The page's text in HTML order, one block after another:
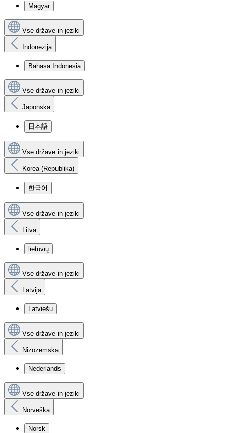
Magyar
Vse države in jeziki
Indonezija
Bahasa Indonesia
Vse države in jeziki
Japonska
日本語
Vse države in jeziki
Korea (Republika)
한국어
Vse države in jeziki
Litva
lietuvių
Vse države in jeziki
Latvija
Latviešu
Vse države in jeziki
Nizozemska
Nederlands
Vse države in jeziki
Norveška
Norsk